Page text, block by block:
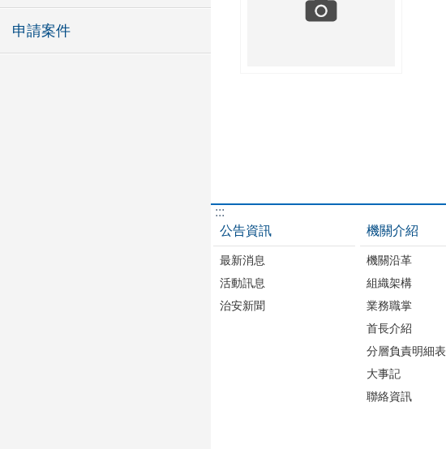
申請案件
:::
公告資訊
最新消息
活動訊息
治安新聞
機關介紹
機關沿革
組織架構
業務職掌
首長介紹
分層負責明細表
大事記
聯絡資訊